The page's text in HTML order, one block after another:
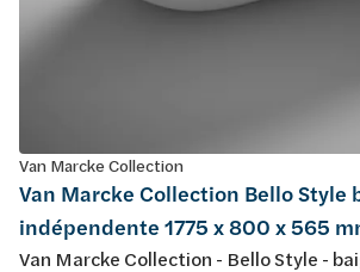
Van Marcke Collection
Van Marcke Collection Bello Style
indépendente 1775 x 800 x 565
Van Marcke Collection - Bello Style -